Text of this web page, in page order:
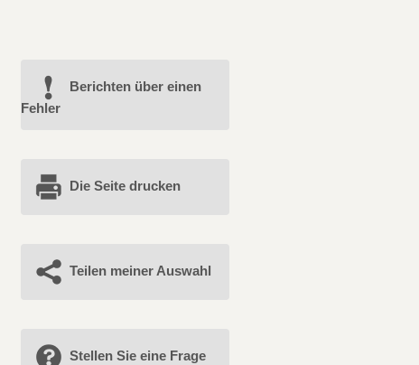
Berichten über einen
Fehler
Die Seite drucken
Teilen meiner Auswahl
Stellen Sie eine Frage